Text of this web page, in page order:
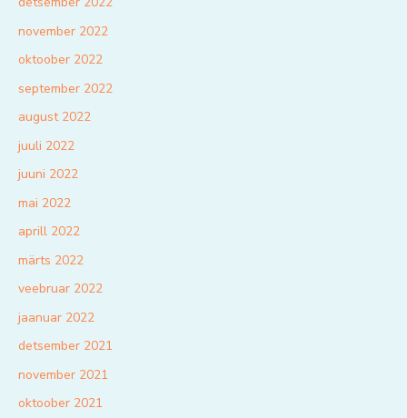
november 2022
oktoober 2022
september 2022
august 2022
juuli 2022
juuni 2022
mai 2022
aprill 2022
märts 2022
veebruar 2022
jaanuar 2022
detsember 2021
november 2021
oktoober 2021